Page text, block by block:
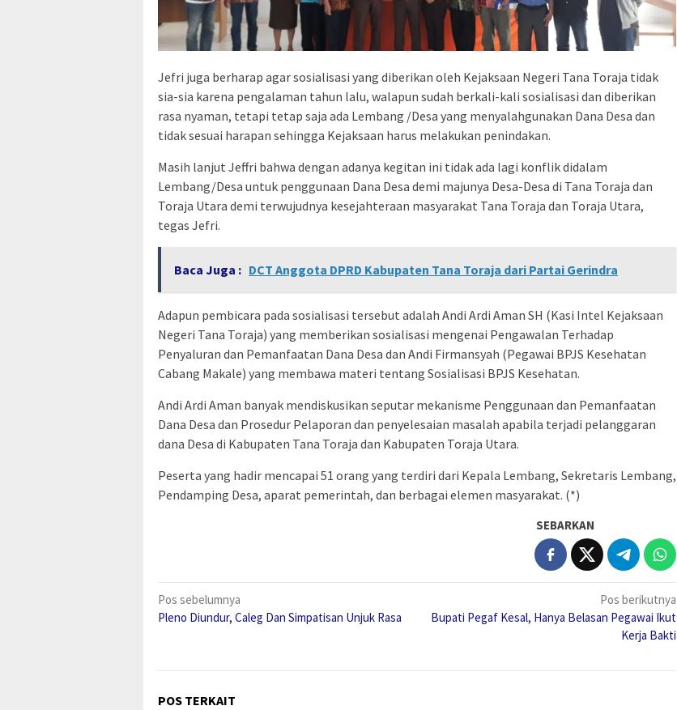
Jefri juga berharap agar sosialisasi yang diberikan oleh Kejaksaan Negeri Tana Toraja tidak
sia-sia karena pengalaman tahun lalu, walapun sudah berkali-kali sosialisasi dan diberikan
rasa nyaman, tetapi tetap saja ada Lembang /Desa yang menyalahgunakan Dana Desa dan
tidak sesuai harapan sehingga Kejaksaan harus melakukan penindakan.
Masih lanjut Jeffri bahwa dengan adanya kegitan ini tidak ada lagi konflik didalam
Lembang/Desa untuk penggunaan Dana Desa demi majunya Desa-Desa di Tana Toraja dan
Toraja Utara demi terwujudnya kesejahteraan masyarakat Tana Toraja dan Toraja Utara,
tegas Jefri.
Baca Juga : DCT Anggota DPRD Kabupaten Tana Toraja dari Partai Gerindra
Adapun pembicara pada sosialisasi tersebut adalah Andi Ardi Aman SH (Kasi Intel Kejaksaan
Negeri Tana Toraja) yang memberikan sosialisasi mengenai Pengawalan Terhadap
Penyaluran dan Pemanfaatan Dana Desa dan Andi Firmansyah (Pegawai BPJS Kesehatan
Cabang Makale) yang membawa materi tentang Sosialisasi BPJS Kesehatan.
Andi Ardi Aman banyak mendiskusikan seputar mekanisme Penggunaan dan Pemanfaatan
Dana Desa dan Prosedur Pelaporan dan penyelesaian masalah apabila terjadi pelanggaran
dana Desa di Kabupaten Tana Toraja dan Kabupaten Toraja Utara.
Peserta yang hadir mencapai 51 orang yang terdiri dari Kepala Lembang, Sekretaris Lembang,
Pendamping Desa, aparat pemerintah, dan berbagai elemen masyarakat. (*)
SEBARKAN
Navigasi
pos
Pos sebelumnya
Pleno Diundur, Caleg Dan Simpatisan Unjuk Rasa
Pos berikutnya
Bupati Pegaf Kesal, Hanya Belasan Pegawai Ikut
Kerja Bakti
POS TERKAIT